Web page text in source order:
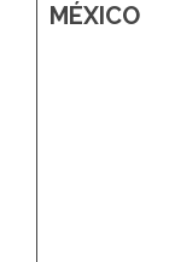
MÉXICO